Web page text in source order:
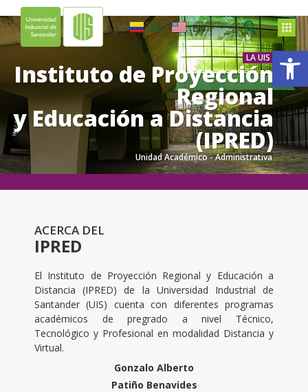
ES EN
LA UIS
Instituto de Proyección
Regional
y Educación a Distancia
(IPRED)
Unidad Académico - Administrativa
.
.
ACERCA DEL
IPRED
El Instituto de Proyección Regional y Educación a
Distancia (IPRED) de la Universidad Industrial de
Santander (UIS) cuenta con diferentes programas
académicos de pregrado a nivel Técnico,
Tecnológico y Profesional en modalidad Distancia y
Virtual.
Gonzalo Alberto
Patiño Benavides